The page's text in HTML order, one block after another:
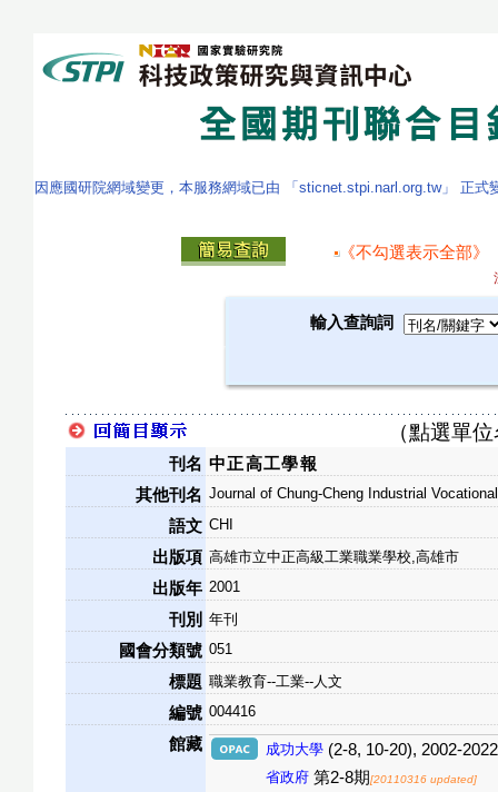
因應國研院網域變更，本服務網域已由 「sticnet.stpi.narl.org.tw」 正
《不勾選表示全部》
輸入查詢詞
（點選單
刊名 中正高工學報
其他刊名 Journal of Chung-Cheng Industrial
語文 CHI
出版項 高雄市立中正高級工業職業學校,高雄市
出版年 2001
刊別 年刊
國會分類號 051
標題 職業教育--工業--人文
編號 004416
館藏 成功大學 (2-8, 10-20), 2002-
省政府 第2-8期[20110316 updated]